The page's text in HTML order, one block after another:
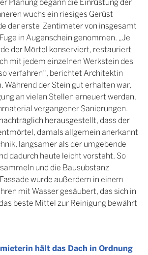
wuchs ein riesiges Gerüst
der erste Zentimeter von insgesamt
in Augenschein genommen. „Je
der Mörtel konserviert, restauriert
mit jedem einzelnen Werkstein des
verfahren“, berichtet Architektin
Während der Stein gut erhalten war,
an vielen Stellen erneuert werden.
vergangener Sanierungen.
herausgestellt, dass der
damals allgemein anerkannt
langsamer als der umgebende
dadurch heute leicht vorsteht. So
und die Bausubstanz
wurde außerdem in einem
mit Wasser gesäubert, das sich in
beste Mittel zur Reinigung bewährt
hält das Dach in Ordnung